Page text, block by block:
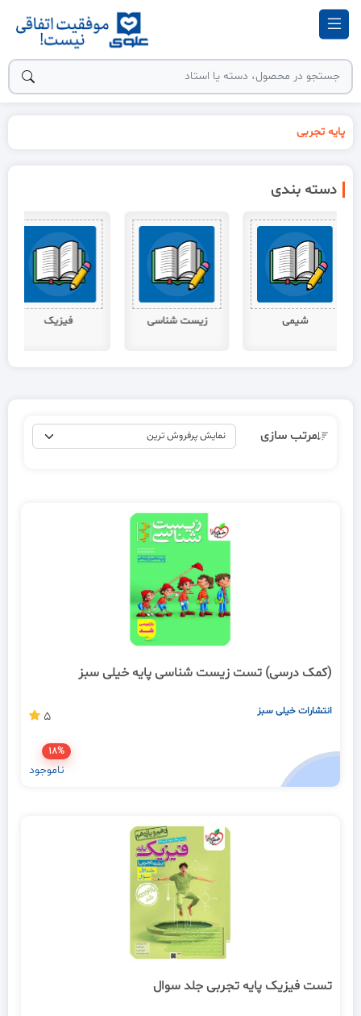
پایه تجربی
دسته بندی
زیست شناسی فیزیک عربی
مرتب سازی
(کمک درسی) تست زیست شناسی پایه خیلی سبز
انتشارات خیلی سبز 5
18%
ناموجود
تست فیزیک پایه تجربی جلد سوال